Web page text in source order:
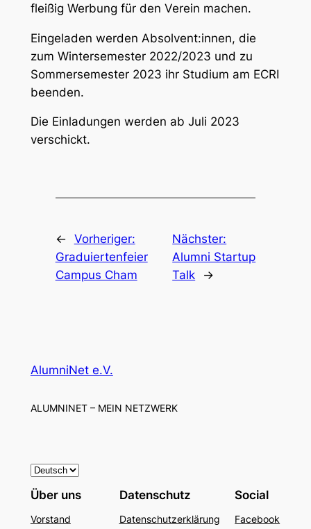
fleißig Werbung für den Verein machen.
Eingeladen werden Absolvent:innen, die
zum Wintersemester 2022/2023 und zu
Sommersemester 2023 ihr Studium am ECRI
beenden.
Die Einladungen werden ab Juli 2023
verschickt.
← Vorheriger:
Graduiertenfeier
Campus Cham
Nächster:
Alumni Startup
Talk
→
AlumniNet e.V.
ALUMNINET – MEIN NETZWERK
S
p
a
Über uns
Vorstand
Datenschutz
Datenschutzerklärung
Social
Facebook